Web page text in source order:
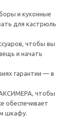
и кухонные
для кастрюль
чтобы вы
и начать
гарантии — в
чтобы
обеспечивает
шкафу.